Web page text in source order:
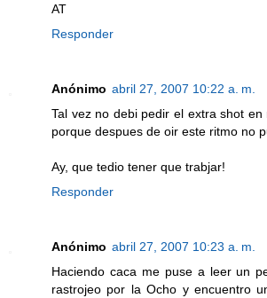
AT
Responder
Anónimo abril 27, 2007 10:22 a. m.
Tal vez no debi pedir el extra shot
porque despues de oir este ritmo no
Ay, que tedio tener que trabjar!
Responder
Anónimo abril 27, 2007 10:23 a. m.
Haciendo caca me puse a leer un
rastrojeo por la Ocho y encuentro